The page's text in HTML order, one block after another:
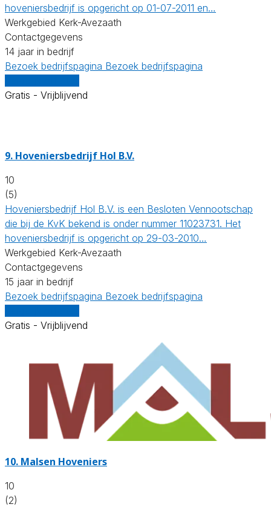
hoveniersbedrijf is opgericht op 01-07-2011 en…
Werkgebied Kerk-Avezaath
Contactgegevens
14 jaar in bedrijf
Bezoek bedrijfspagina Bezoek bedrijfspagina
Gratis - Vrijblijvend
9. Hoveniersbedrijf Hol B.V.
10
(5)
Hoveniersbedrijf Hol B.V. is een Besloten Vennootschap
die bij de KvK bekend is onder nummer 11023731. Het
hoveniersbedrijf is opgericht op 29-03-2010…
Werkgebied Kerk-Avezaath
Contactgegevens
15 jaar in bedrijf
Bezoek bedrijfspagina Bezoek bedrijfspagina
Gratis - Vrijblijvend
10. Malsen Hoveniers
10
(2)